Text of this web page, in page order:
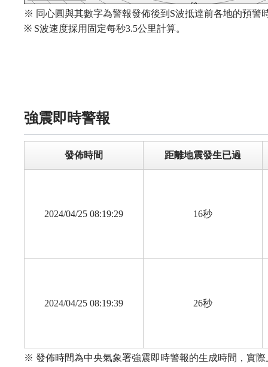
60
60
60
60
60
60
60
60
60
60
65
65
65
65
65
65
65
65
65
65
※ 同心圓與其數字為警報發佈後到S波抵達前各地的預警
※ S波速度採用固定每秒3.5公里計算。
強震即時警報
發佈時間 距離地震發生已過
2024/04/25 08:19:29 16秒
2024/04/25 08:19:39 26秒
※ 發佈時間為中央氣象署強震即時警報的生成時間，實